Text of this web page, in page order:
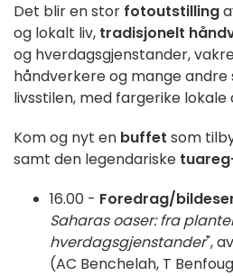
Det blir en stor fotoutstilling
og lokalt liv, tradisjonelt
og hverdagsgjenstander,
håndverkere og mange
livsstilen, med fargerike lokale
Kom og nyt en buffet som
samt den legendariske
16.00 - Foredrag/
Saharas oaser: fra
hverdagsgjenstander",
(AC Benchelah, T